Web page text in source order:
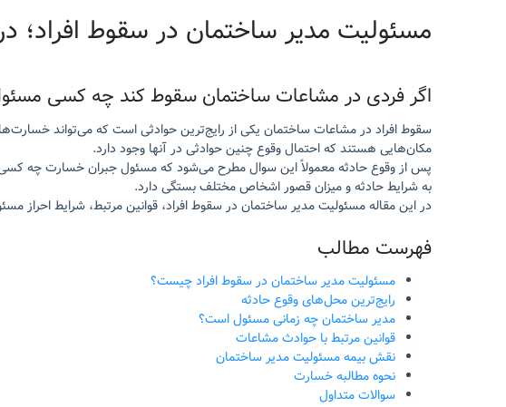
مسئولیت مدیر ساختمان در سقوط
اگر فردی در مشاعات ساختمان سقوط کند چه کسی
سقوط افراد در مشاعات ساختمان یکی از رایج‌ترین حوادثی است که می‌تواند
مکان‌هایی هستند که احتمال وقوع چنین حوادثی در آنها وجود دارد.
پس از وقوع حادثه معمولاً این سوال مطرح می‌شود که مسئول جبران خسارت چه
به شرایط حادثه و میزان قصور اشخاص مختلف بستگی دارد.
در این مقاله مسئولیت مدیر ساختمان در سقوط افراد، قوانین مرتبط، شرایط
فهرست مطالب
مسئولیت مدیر ساختمان در سقوط افراد چیست؟
رایج‌ترین محل‌های وقوع حادثه
مدیر ساختمان چه زمانی مسئول است؟
قوانین مرتبط با حوادث مشاعات
نقش بیمه مسئولیت مدیر ساختمان
نحوه مطالبه خسارت
سوالات متداول